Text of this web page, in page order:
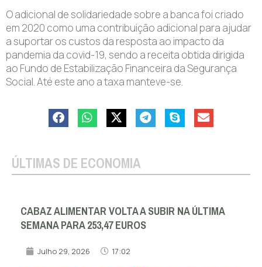
O adicional de solidariedade sobre a banca foi criado
em 2020 como uma contribuição adicional para ajudar
a suportar os custos da resposta ao impacto da
pandemia da covid-19, sendo a receita obtida dirigida
ao Fundo de Estabilização Financeira da Segurança
Social. Até este ano a taxa manteve-se.
ÚLTIMAS DE ECONOMIA
CABAZ ALIMENTAR VOLTA A SUBIR NA ÚLTIMA
SEMANA PARA 253,47 EUROS
Julho 29, 2026 17:02